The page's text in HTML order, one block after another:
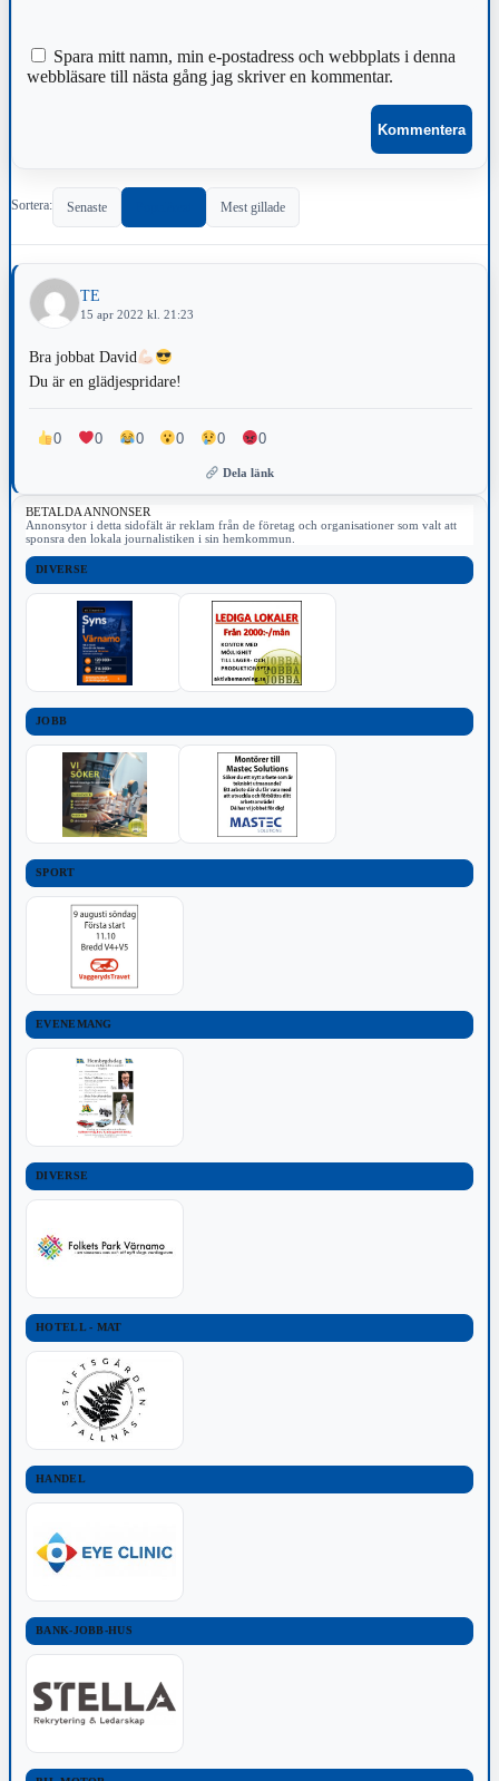
Spara mitt namn, min e-postadress och webbplats i denna
webbläsare till nästa gång jag skriver en kommentar.
Sortera: Senaste Mest gillade
TE
15 apr 2022 kl. 21:23
Bra jobbat David
Du är en glädjespridare!
0 0 0 0 0 0
Dela länk
BETALDA ANNONSER
Annonsytor i detta sidofält är reklam från de företag och organisationer som valt att
sponsra den lokala journalistiken i sin hemkommun.
DIVERSE
JOBB
SPORT
EVENEMANG
DIVERSE
HOTELL - MAT
HANDEL
BANK-JOBB-HUS